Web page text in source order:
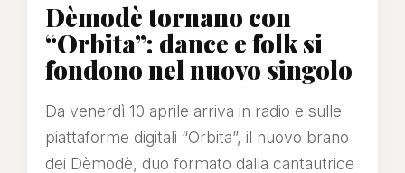
Dèmodè tornano con
“Orbita”: dance e folk si
fondono nel nuovo singolo
Da venerdì 10 aprile arriva in radio e sulle
piattaforme digitali “Orbita”, il nuovo brano
dei Dèmodè, duo formato dalla cantautrice